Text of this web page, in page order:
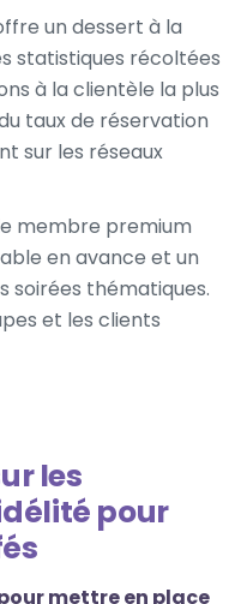
un dessert à la
statistiques récoltées
à la clientèle la plus
taux de réservation
sur les réseaux
membre premium
en avance et un
soirées thématiques.
et les clients
les
pour
mettre en place